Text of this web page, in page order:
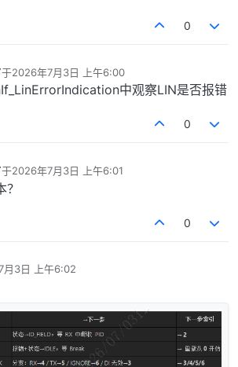
0
2026年7月3日 上午6:00
由 编辑
中观察LIN是否报错
0
2026年7月3日 上午6:01
由 编辑
0
月3日 上午6:02